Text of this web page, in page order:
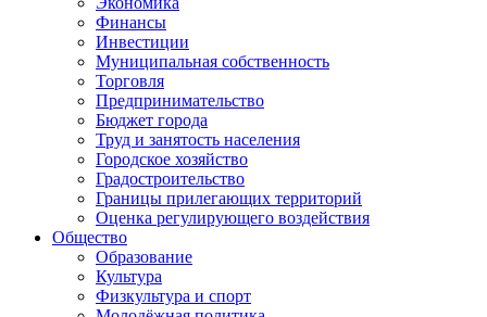
Финансы
Инвестиции
Муниципальная собственность
Торговля
Предпринимательство
Бюджет города
Труд и занятость населения
Городское хозяйство
Градостроительство
Границы прилегающих территорий
Оценка регулирующего воздействия
Общество
Образование
Культура
Физкультура и спорт